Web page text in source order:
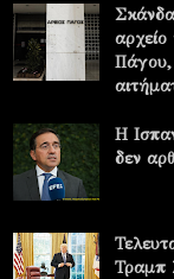
Η
δεν
Τραμπ